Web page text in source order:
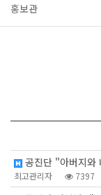
홍보관
공진단 "아버지와
최고관리자 7397